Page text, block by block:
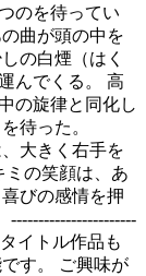
のを待ってい
曲が頭の中を
の白煙（はく
んでくる。 高
の旋律と同化し
待った。
大きく右手を
ミの笑顔は、あ
びの感情を押
-----------------------
イトル作品も
す。 ご興味が